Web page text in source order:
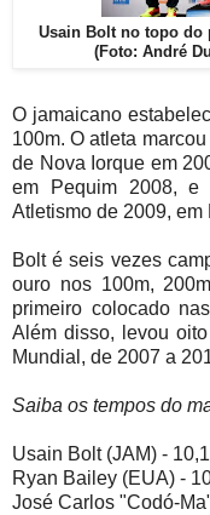
Usain Bolt no topo do
(Foto: André
O jamaicano
100m. O atleta
de Nova Iorque em
em Pequim 2008, e
Atletismo de 2009, em
Bolt é seis vezes
ouro nos 100m,
primeiro colocado
Além disso, levou
Mundial, de 2007 a
Saiba os tempos do
Usain Bolt (JAM) -
Ryan Bailey (EUA) -
José Carlos "Codó-